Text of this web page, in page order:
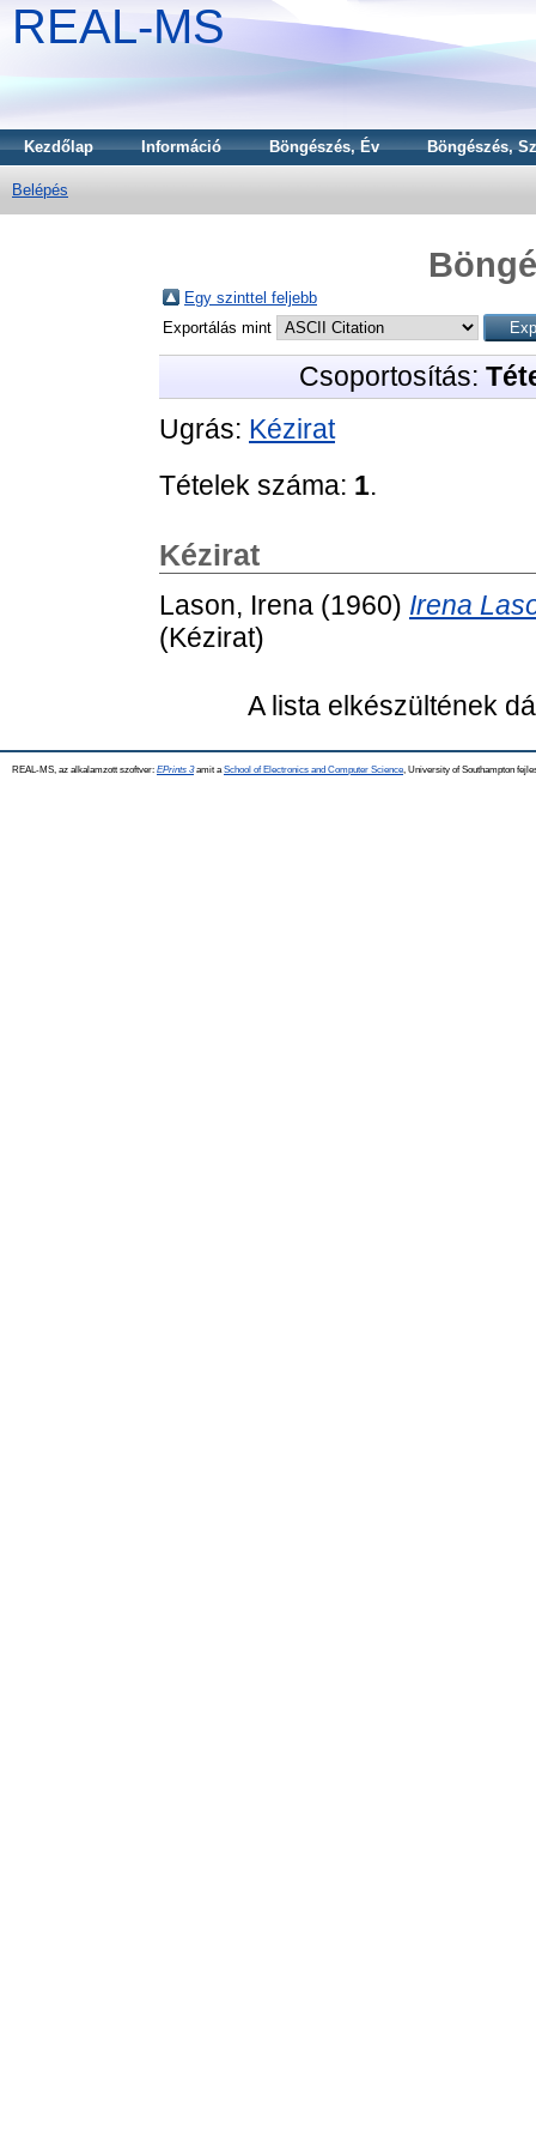
REAL-MS
Kezdőlap Információ Böngészés, Év Böngészés,
Belépés
Egy szinttel feljebb
Exportálás mint
Csoportosítás:
Ugrás: Kézirat
Tételek száma: 1.
Kézirat
Lason, Irena (1960) Irena
(Kézirat)
A lista elkészültének
REAL-MS, az alkalamzott szoftver: EPrints 3amit a School of Electronics and Computer Science , University of Southampton